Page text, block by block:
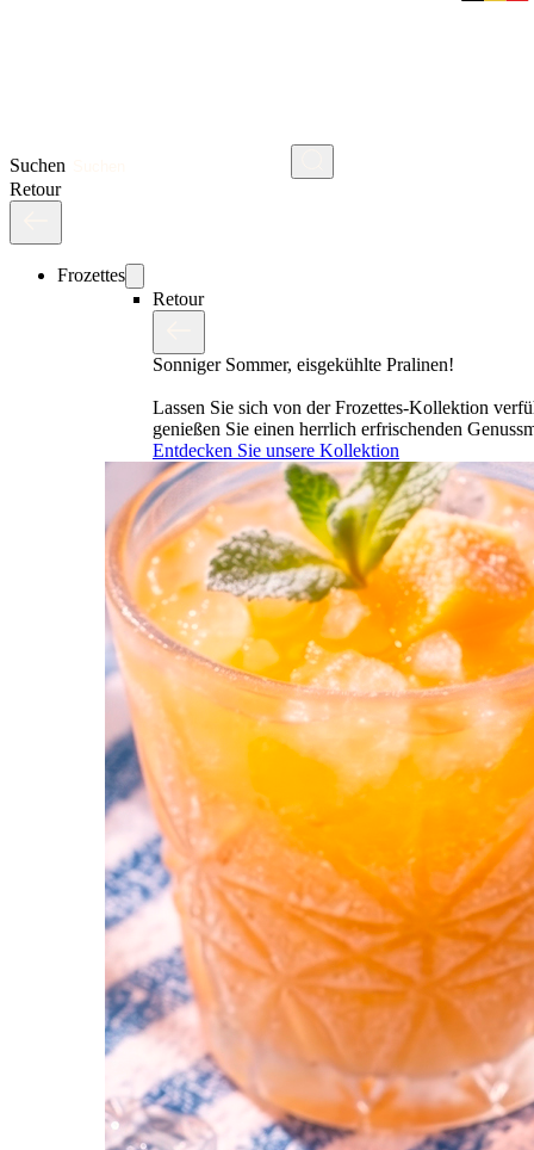
Suchen
Retour
Frozettes
Retour
Sonniger Sommer, eisgekühlte Pralinen!
Lassen Sie sich von der Frozettes-Kollektion
genießen Sie einen herrlich erfrischenden
Entdecken Sie unsere Kollektion